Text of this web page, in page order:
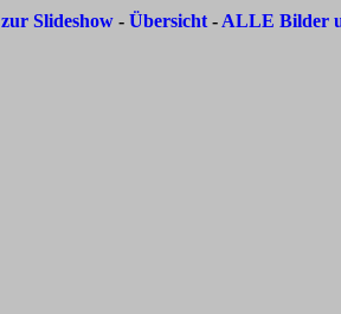
zur Slideshow -Übersicht- ALLE Bilder